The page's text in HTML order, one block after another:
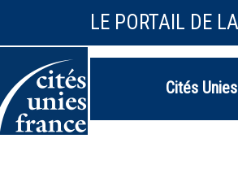
LE PORTAIL DE
Cités